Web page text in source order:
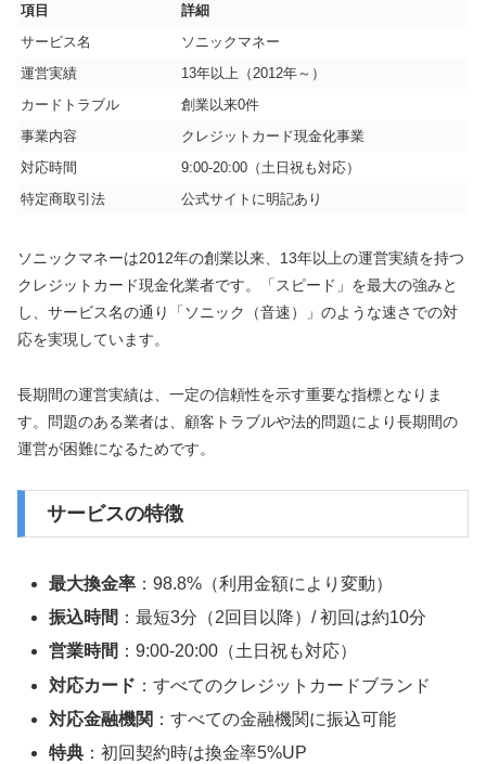
項目
詳細
サービス名
ソニックマネー
運営実績
13年以上（2012年～）
カードトラブル
創業以来0件
事業内容
クレジットカード現金化事業
対応時間
9:00-20:00（土日祝も対応）
特定商取引法
公式サイトに明記あり
ソニックマネーは2012年の創業以来、13年以上の運営実績を持つ
クレジットカード現金化業者です。「スピード」を最大の強みと
し、サービス名の通り「ソニック（音速）」のような速さでの対
応を実現しています。
長期間の運営実績は、一定の信頼性を示す重要な指標となりま
す。問題のある業者は、顧客トラブルや法的問題により長期間の
運営が困難になるためです。
サービスの特徴
最大換金率 ：98.8%（利用金額により変動）
振込時間 ：最短3分（2回目以降）/ 初回は約10分
営業時間 ：9:00-20:00（土日祝も対応）
対応カード ：すべてのクレジットカードブランド
対応金融機関 ：すべての金融機関に振込可能
特典 ：初回契約時は換金率5%UP